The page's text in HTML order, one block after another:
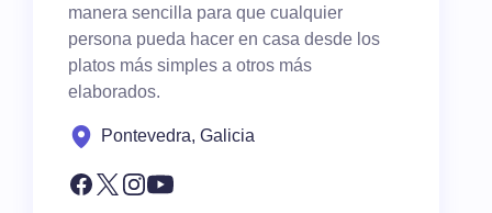
manera sencilla para que cualquier
persona pueda hacer en casa desde los
platos más simples a otros más
elaborados.
Pontevedra, Galicia